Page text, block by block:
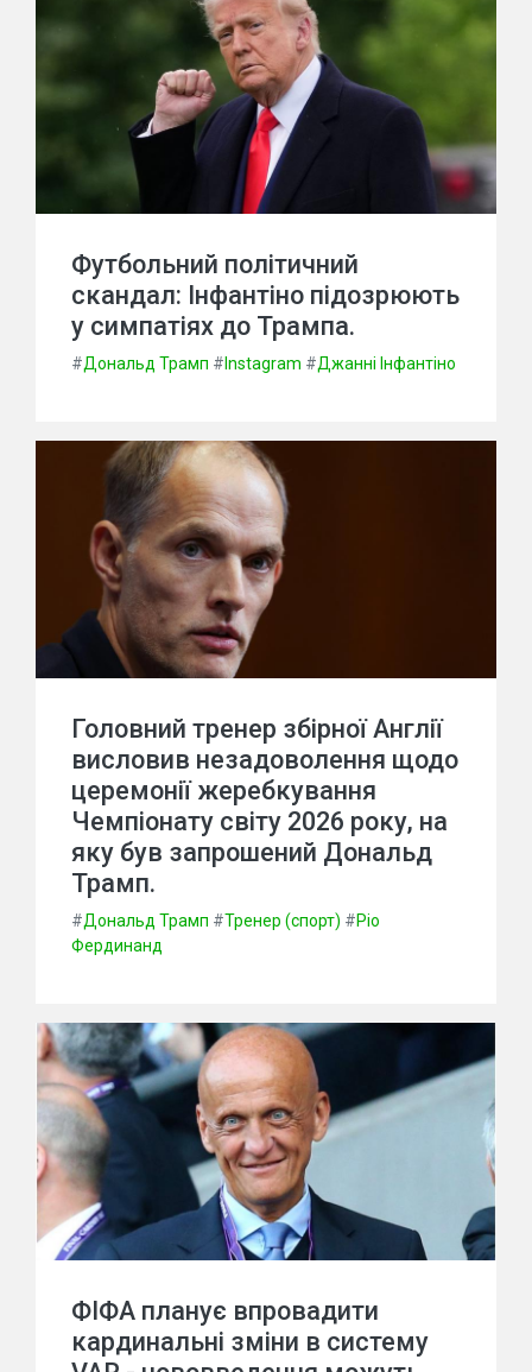
Футбольний політичний
скандал: Інфантіно підозрюють
у симпатіях до Трампа.
#Дональд Трамп # Instagram #Джанні Інфантіно
Головний тренер збірної Англії
висловив незадоволення щодо
церемонії жеребкування
Чемпіонату світу 2026 року, на
яку був запрошений Дональд
Трамп.
#Дональд Трамп #Тренер (спорт) #Ріо
Фердинанд
ФІФА планує впровадити
кардинальні зміни в систему